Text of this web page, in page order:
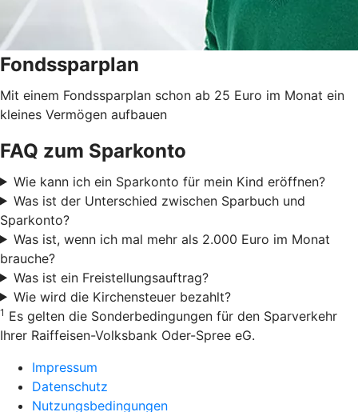
Fondssparplan
Mit einem Fondssparplan schon ab 25 Euro im Monat ein
kleines Vermögen aufbauen
FAQ zum Sparkonto
Wie kann ich ein Sparkonto für mein Kind eröffnen?
Was ist der Unterschied zwischen Sparbuch und
Sparkonto?
Was ist, wenn ich mal mehr als 2.000 Euro im Monat
brauche?
Was ist ein Freistellungsauftrag?
Wie wird die Kirchensteuer bezahlt?
1 Es gelten die Sonderbedingungen für den Sparverkehr
Ihrer Raiffeisen-Volksbank Oder-Spree eG.
Impressum
Datenschutz
Nutzungsbedingungen